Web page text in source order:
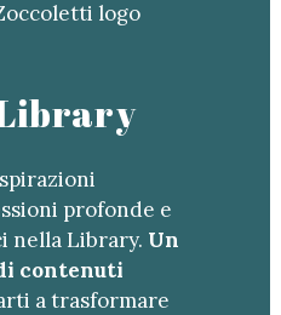
profonde e
nella Library. Un
contenuti
a trasformare